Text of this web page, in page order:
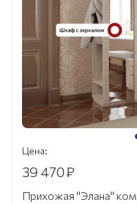
Цена:
39 470₽
Прихожая "Элана"